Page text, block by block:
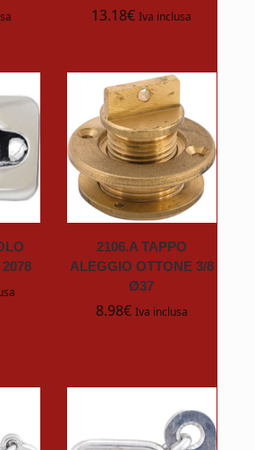
13.18€ Iva inclusa
2106.A TAPPO
ALEGGIO OTTONE 3/8
Ø37
8.98€ Iva inclusa